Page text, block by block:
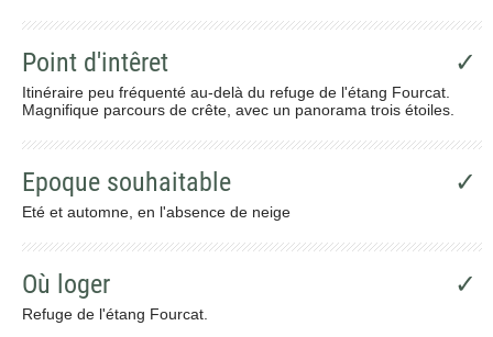
Point d'intêret ✓
Itinéraire peu fréquenté au-delà du refuge de l'étang Fourcat.
Magnifique parcours de crête, avec un panorama trois étoiles.
Epoque souhaitable ✓
Eté et automne, en l'absence de neige
Où loger ✓
Refuge de l'étang Fourcat.